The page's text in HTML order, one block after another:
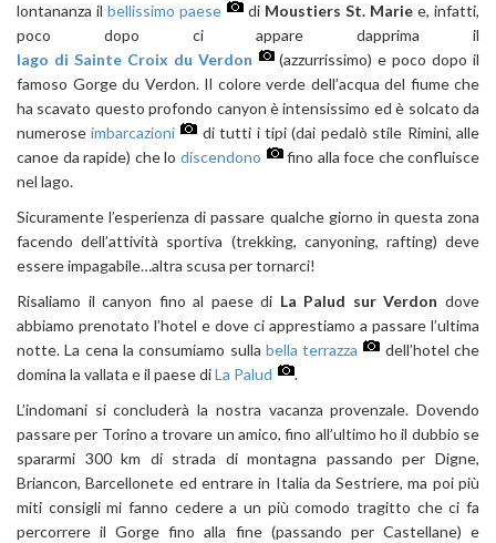
lontananza il bellissimo paese di Moustiers St. Marie e, infatti,
poco dopo ci appare dapprima il
lago di Sainte Croix du Verdon
(azzurrissimo) e poco dopo il
famoso Gorge du Verdon. Il colore verde dell’acqua del fiume che
ha scavato questo profondo canyon è intensissimo ed è solcato da
numeroseimbarcazioni
di tutti i tipi (dai pedalò stile Rimini, alle
canoe da rapide) che lo discendono
fino alla foce che confluisce
nel lago.
Sicuramente l’esperienza di passare qualche giorno in questa zona
facendo dell’attività sportiva (trekking, canyoning, rafting) deve
essere impagabile…altra scusa per tornarci!
Risaliamo il canyon fino al paese di La Palud sur Verdondove
abbiamo prenotato l’hotel e dove ci apprestiamo a passare l’ultima
notte. La cena la consumiamo sulla bella terrazza
dell’hotel che
domina la vallata e il paese diLa Palud
.
L’indomani si concluderà la nostra vacanza provenzale. Dovendo
passare per Torino a trovare un amico, fino all’ultimo ho il dubbio se
spararmi 300 km di strada di montagna passando per Digne,
Briancon, Barcellonete ed entrare in Italia da Sestriere, ma poi più
miti consigli mi fanno cedere a un più comodo tragitto che ci fa
percorrere il Gorge fino alla fine (passando per Castellane) e